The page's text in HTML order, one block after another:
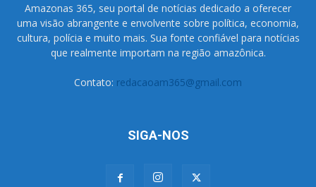
Amazonas 365, seu portal de notícias dedicado a oferecer
uma visão abrangente e envolvente sobre política, economia,
cultura, polícia e muito mais. Sua fonte confiável para notícias
que realmente importam na região amazônica.
Contato: redacaoam365@gmail.com
SIGA-NOS